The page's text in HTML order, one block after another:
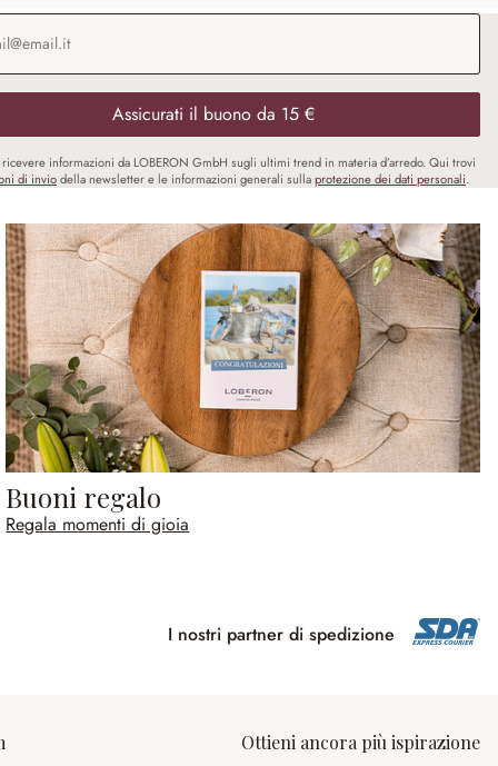
Assicurati il buono da 15 €
informazioni da LOBERON GmbH sugli ultimi trend in materia d’arredo. Qui trovi
di inviodella newsletter e le informazioni generali sullaprotezione dei dati personali.
Buoni regalo
Regala momenti di gioia
I nostri partner di spedizione
Ottieni ancora più ispirazione